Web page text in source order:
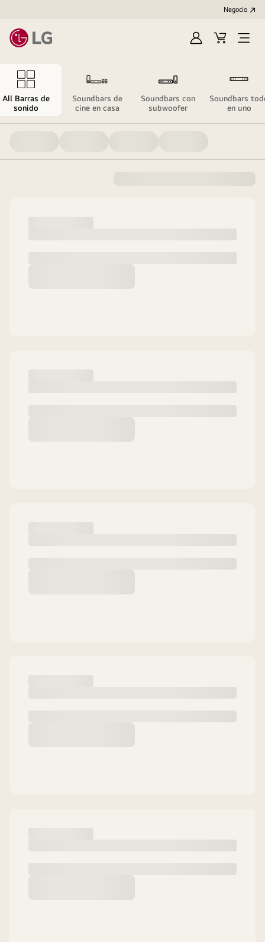
Negocio
RegístrateCarritoOpen
All Barras de
sonido
Soundbars de
cine en casa
Soundbars con
subwoofer
Soundbars
en uno